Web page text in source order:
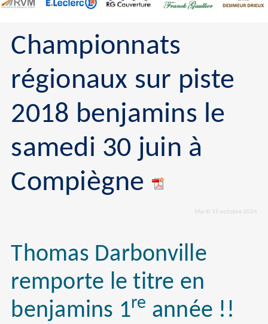
Championnats
régionaux sur piste
2018 benjamins le
samedi 30 juin à
Compiègne
Mardi 15 octobre 2024
Thomas Darbonville
remporte le titre en
benjamins 1re année !!